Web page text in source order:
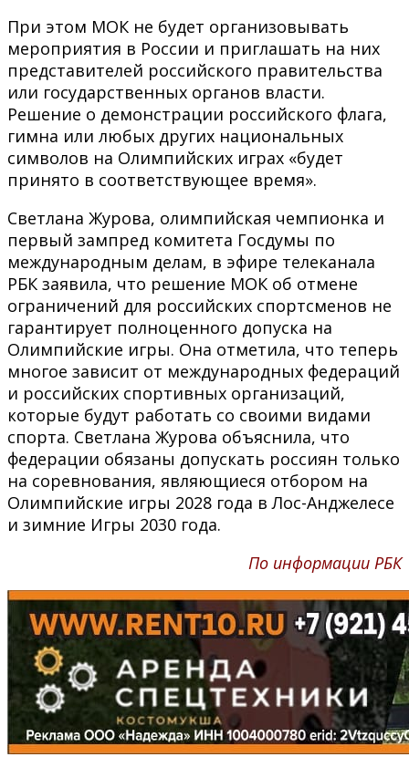
При этом МОК не будет организовывать
мероприятия в России и приглашать на них
представителей российского правительства
или государственных органов власти.
Решение о демонстрации российского флага,
гимна или любых других национальных
символов на Олимпийских играх «будет
принято в соответствующее время».
Светлана Журова, олимпийская чемпионка и
первый зампред комитета Госдумы по
международным делам, в эфире телеканала
РБК заявила, что решение МОК об отмене
ограничений для российских спортсменов не
гарантирует полноценного допуска на
Олимпийские игры. Она отметила, что теперь
многое зависит от международных федераций
и российских спортивных организаций,
которые будут работать со своими видами
спорта. Светлана Журова объяснила, что
федерации обязаны допускать россиян только
на соревнования, являющиеся отбором на
Олимпийские игры 2028 года в Лос-Анджелесе
и зимние Игры 2030 года.
По информации РБК